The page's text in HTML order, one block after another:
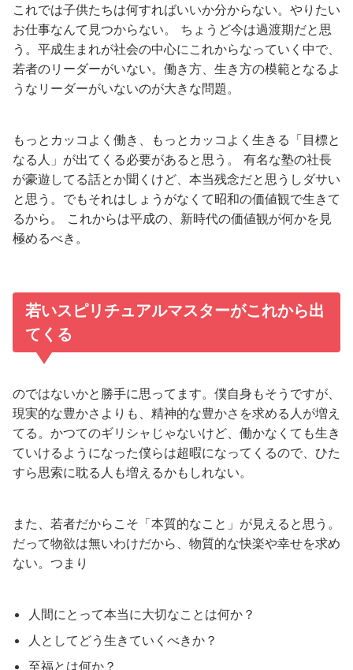
これでは子供たちは何すればいいか分からない。やりたい
お仕事なんて見つからない。 ちょうど今は過渡期だと思
う。平成生まれが社会の中心にこれからなっていく中で、
若者のリーダーがいない。働き方、生き方の模範となるよ
うなリーダーがいないのが大きな問題。
もっとカッコよく働き、もっとカッコよく生きる「目標と
なる人」が出てくる必要があると思う。 有名な塾の社長
が豪遊してる話とか聞くけど、本当残念だと思うしダサい
と思う。でもそれはしょうがなくて昭和の価値観で生きて
るから。 これからは平成の、新時代の価値観が何かを見
極めるべき。
若いスピリチュアルマスターがこれから出
てくる
のではないかと勝手に思ってます。僕自身もそうですが、
現実的な豊かさよりも、精神的な豊かさを求める人が増え
てる。かつてのギリシャじゃないけど、働かなくても生き
ていけるようになった僕らは超暇になってくるので、ひた
すら思索に耽る人も増えるかもしれない。
また、若者だからこそ「本質的なこと」が見えると思う。
だって物欲は無いわけだから、物質的な快楽や幸せを求め
ない。つまり
人間にとって本当に大切なことは何か？
人としてどう生きていくべきか？
至福とは何か？